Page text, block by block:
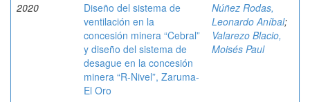
2020
Diseño del sistema de
ventilación en la
concesión minera “Cebral”
y diseño del sistema de
desague en la concesión
minera “R-Nivel”, Zaruma-
El Oro
Núñez Rodas,
Leonardo Aníbal;
Valarezo Blacio,
Moisés Paul